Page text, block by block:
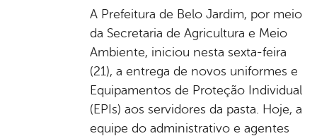
A Prefeitura de Belo Jardim, por meio
da Secretaria de Agricultura e Meio
Ambiente, iniciou nesta sexta-feira
(21), a entrega de novos uniformes e
Equipamentos de Proteção Individual
(EPIs) aos servidores da pasta. Hoje, a
equipe do administrativo e agentes